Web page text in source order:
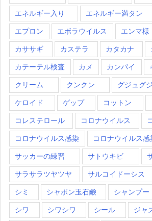
エネルギー入り エネルギー満タン
エプロン エボラウイルス エンマ様
カササギ カステラ カタカナ
カテーテル検査 カメ カンパイ
クリーム クンクン グジュグ
ケロイド ゲップ コットン
コレステロール コロナウイルス
コロナウイルス感染 コロナウイルス感
サッカーの練習 サトウキビ
サラサラツヤツヤ サルコイドーシス
シミ シャボン玉石鹸 シャンプー
シワ シワシワ シール ジャ